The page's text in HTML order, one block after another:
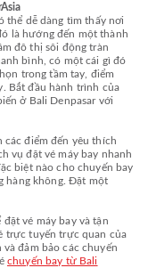
thể dễ dàng tìm thấy nơi
là hướng đến một thành
đô thị sôi động tràn
bình, có một cái gì đó
trong tầm tay, điểm
Bắt đầu hành trình của
ở Bali Denpasar với
các điểm đến yêu thích
vụ đặt vé máy bay nhanh
biệt nào cho chuyến bay
hàng không. Đặt một
vé máy bay và tận
trực tuyến trực quan của
đảm bảo các chuyến
chuyến bay từ Bali